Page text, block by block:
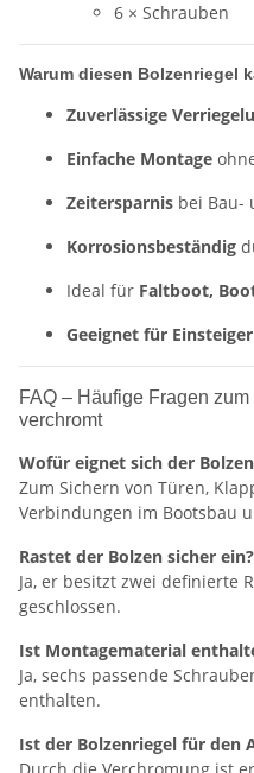
6 × Schrauben
Warum diesen Bolzenriegel
Zuverlässige
Einfache Montage
Zeitersparnis bei Bau-
Korrosionsbeständig
Ideal für Faltboot,
Geeignet für
FAQ – Häufige Fragen
verchromt
Wofür eignet sich der
Zum Sichern von Türen,
Verbindungen im Bootsbau
Rastet der Bolzen sicher ein?
Ja, er besitzt zwei definierte
geschlossen.
Ist Montagematerial
Ja, sechs passende
enthalten.
Ist der Bolzenriegel für den